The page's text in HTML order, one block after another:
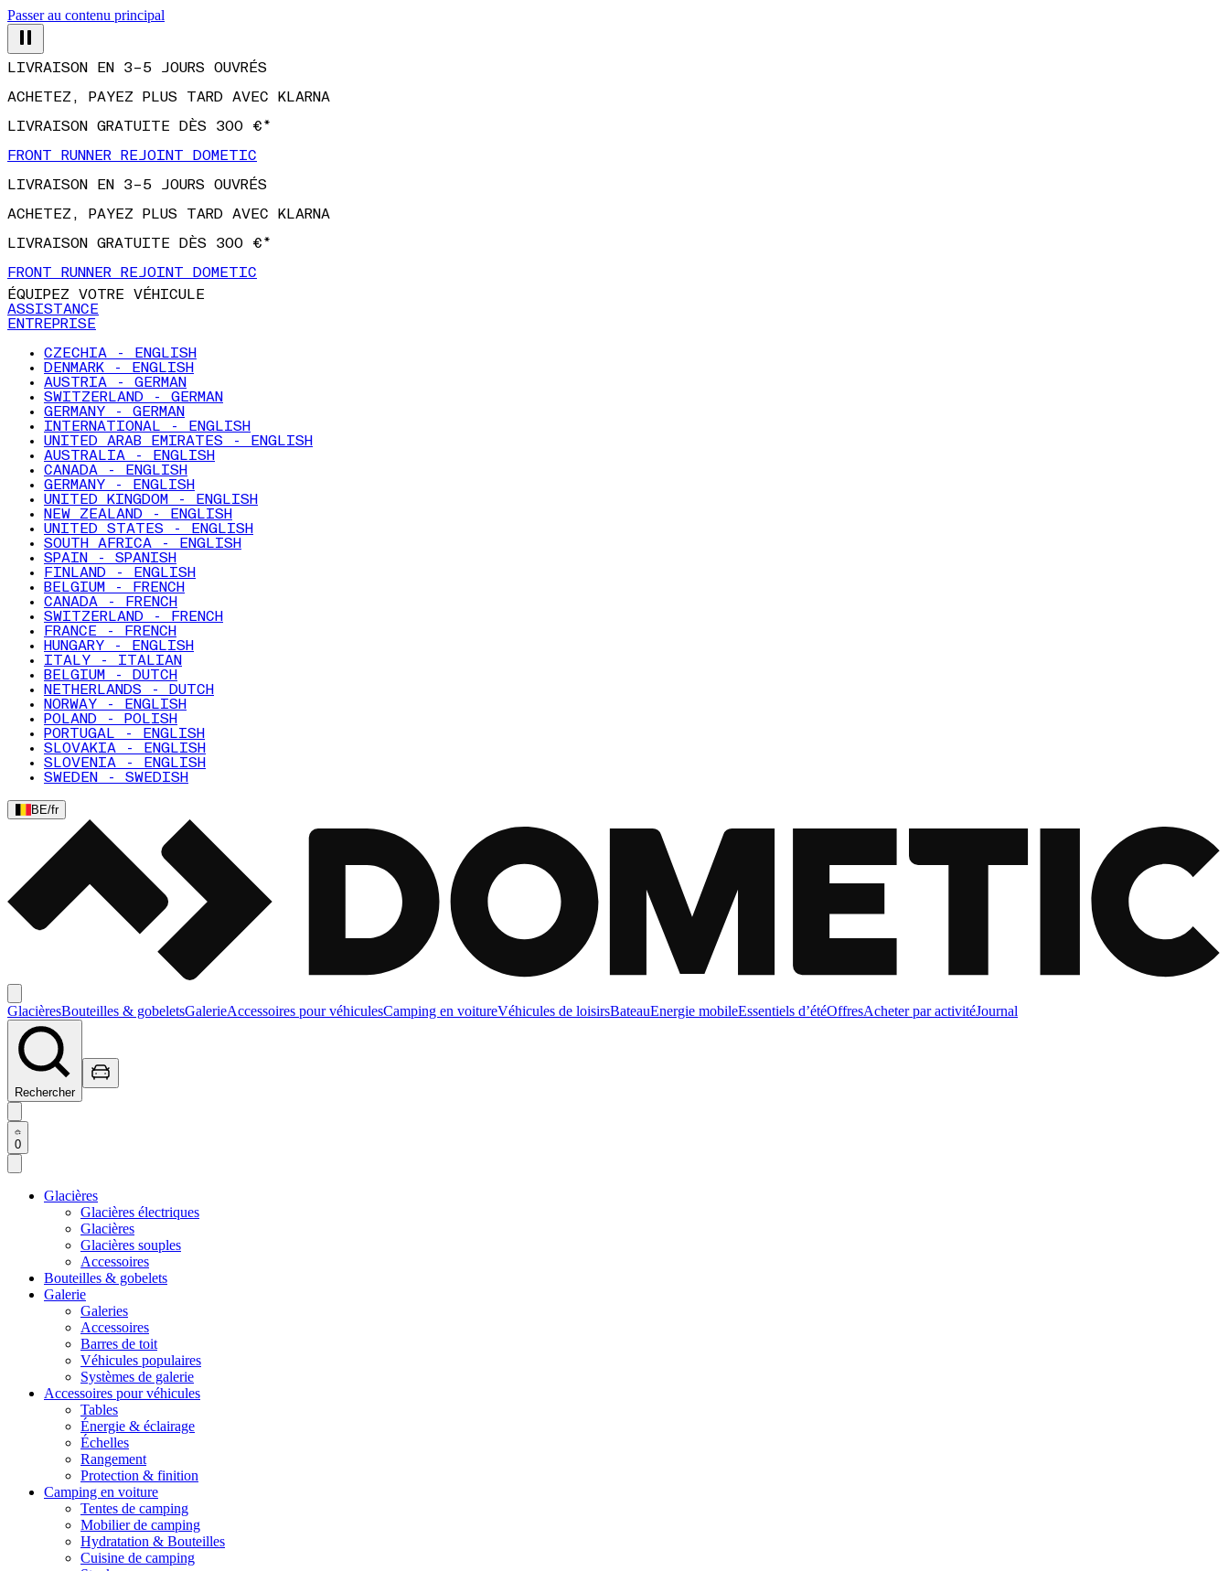
Passer au contenu principal
LIVRAISON EN 3–5 JOURS OUVRÉS
ACHETEZ, PAYEZ PLUS TARD AVEC KLARNA
LIVRAISON GRATUITE DÈS 300 €*
FRONT RUNNER REJOINT DOMETIC
LIVRAISON EN 3–5 JOURS OUVRÉS
ACHETEZ, PAYEZ PLUS TARD AVEC KLARNA
LIVRAISON GRATUITE DÈS 300 €*
FRONT RUNNER REJOINT DOMETIC
ÉQUIPEZ VOTRE VÉHICULE
ASSISTANCE
ENTREPRISE
CZECHIA - ENGLISH
DENMARK - ENGLISH
AUSTRIA - GERMAN
SWITZERLAND - GERMAN
GERMANY - GERMAN
INTERNATIONAL - ENGLISH
UNITED ARAB EMIRATES - ENGLISH
AUSTRALIA - ENGLISH
CANADA - ENGLISH
GERMANY - ENGLISH
UNITED KINGDOM - ENGLISH
NEW ZEALAND - ENGLISH
UNITED STATES - ENGLISH
SOUTH AFRICA - ENGLISH
SPAIN - SPANISH
FINLAND - ENGLISH
BELGIUM - FRENCH
CANADA - FRENCH
SWITZERLAND - FRENCH
FRANCE - FRENCH
HUNGARY - ENGLISH
ITALY - ITALIAN
BELGIUM - DUTCH
NETHERLANDS - DUTCH
NORWAY - ENGLISH
POLAND - POLISH
PORTUGAL - ENGLISH
SLOVAKIA - ENGLISH
SLOVENIA - ENGLISH
SWEDEN - SWEDISH
BE/fr
GlacièresBouteilles & gobeletsGalerieAccessoires pour véhiculesCamping en voitureVéhicules de loisirsBateauEnergie mobileEssentiels d’étéOffresAcheter par activitéJournal
Rechercher
0
Glacières
Glacières électriques
Glacières
Glacières souples
Accessoires
Bouteilles & gobelets
Galerie
Galeries
Accessoires
Barres de toit
Véhicules populaires
Systèmes de galerie
Accessoires pour véhicules
Tables
Énergie & éclairage
Échelles
Rangement
Protection & finition
Camping en voiture
Tentes de camping
Mobilier de camping
Hydratation & Bouteilles
Cuisine de camping